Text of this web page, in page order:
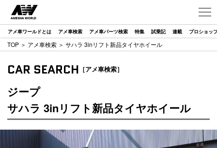
アメ車ワールドとは アメ車検索 アメ車パーツ検索 特集 試乗記 連載 プロショッ
TOP ＞ アメ車検索 ＞ サハラ 3inリフト新品タイヤホイール
CAR SEARCH ［アメ車検索］
ジープ
サハラ 3inリフト新品タイヤホイール